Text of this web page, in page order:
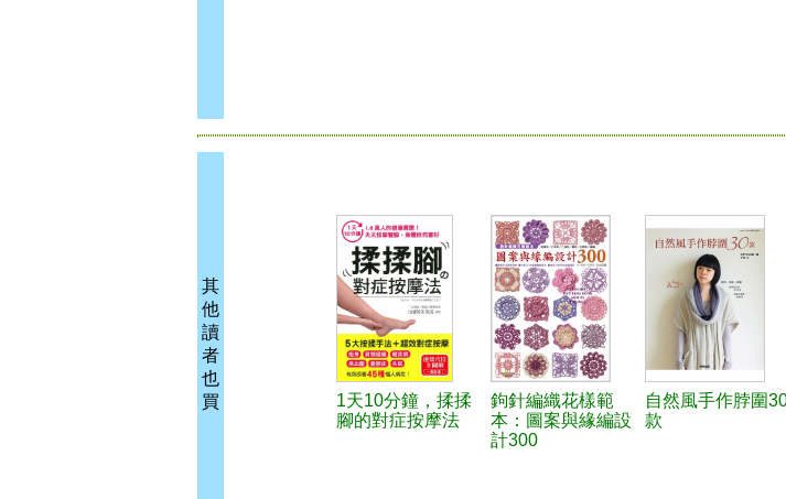
其
他
讀
者
也
買
1天10分鐘，揉揉
腳的對症按摩法
鉤針編織花樣範
本：圖案與緣編設
計300
自然風手作脖圍
款